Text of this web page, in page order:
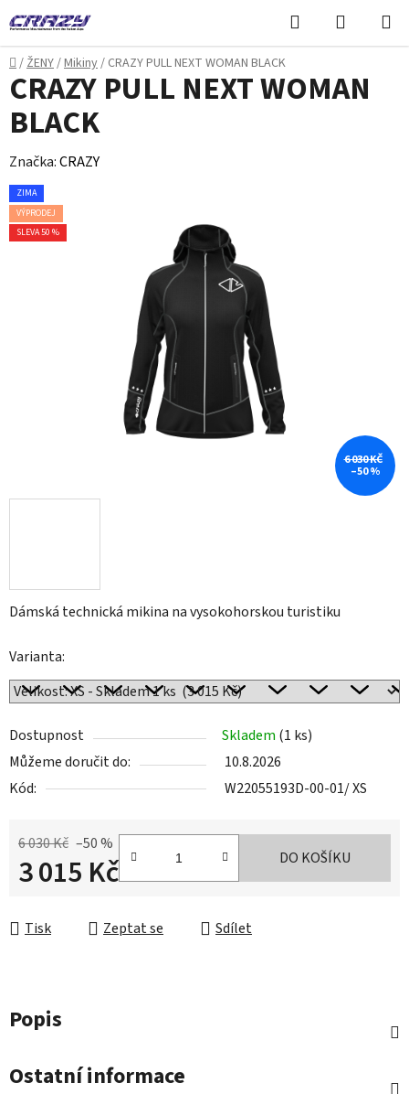
na
obsah
Hledat
KOŠÍK
Domů
/ŽENY/Mikiny/ CRAZY PULL NEXT WOMAN BLACK
Dámská technická mikina na vysokohorskou turistiku
Varianta:
Dostupnost Skladem (1 ks)
Můžeme doručit do:
10.8.2026
Kód:
W22055193D-00-01/ XS
6 030 Kč –50 %
3 015 Kč DO KOŠÍKU
Tisk Zeptat se Sdílet
CRAZY PULL NEXT WOMAN
BLACK
Značka:CRAZY
ZIMA
VÝPRODEJ
SLEVA 50 %
6 030 KČ
–50 %
Popis
Ostatní informace